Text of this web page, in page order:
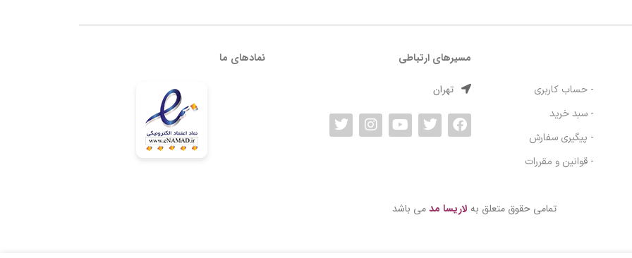
- حساب کاربری
- سبد خرید
- پیگیری سفارش
- قوانین و مقررات
مسیرهای ارتباطی
تهران
نمادهای ما
تمامی حقوق متعلق به لاریسا مدمی باشد